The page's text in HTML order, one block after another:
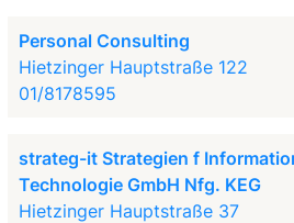
Personal Consulting
Hietzinger Hauptstraße 122
01/8178595
strateg-it Strategien f
Technologie GmbH Nfg. KEG
Hietzinger Hauptstraße 37